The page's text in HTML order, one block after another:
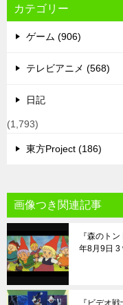
カテゴリー
ゲーム (906)
テレビアニメ (568)
日記
(1,793)
東方Project (186)
画像つき関連記事
『森のト
年8月9日 3
『ビデオ